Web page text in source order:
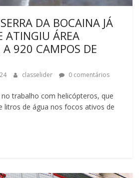
DA BOCAINA JÁ
ATINGIU ÁREA
A 920 CAMPOS DE
classelider 0 comentários
trabalho com helicópteros, que
litros de água nos focos ativos de